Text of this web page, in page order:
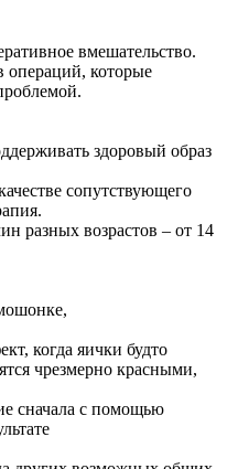
вмешательство.
операций, которые
здоровый образ
сопутствующего
разных возрастов – от 14
когда яички будто
чрезмерно красными,
сначала с помощью